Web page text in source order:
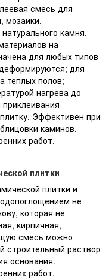
смесь для
мозаики,
камня,
на
для любых типов
для
теплых полов;
нагрева до
Эффективен при
каминов.
работ.
плитки
плитки и
не
которая не
кирпичная,
смесь можно
строительный раствор
основания.
работ.